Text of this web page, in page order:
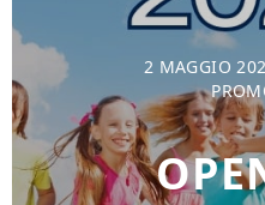
2 MAGGIO